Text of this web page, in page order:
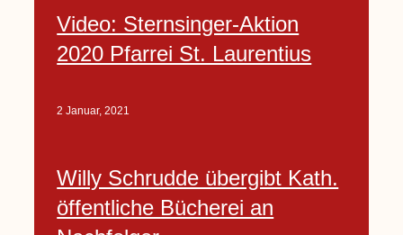
Video: Sternsinger-Aktion
2020 Pfarrei St. Laurentius
2 Januar, 2021
Willy Schrudde übergibt Kath.
öffentliche Bücherei an